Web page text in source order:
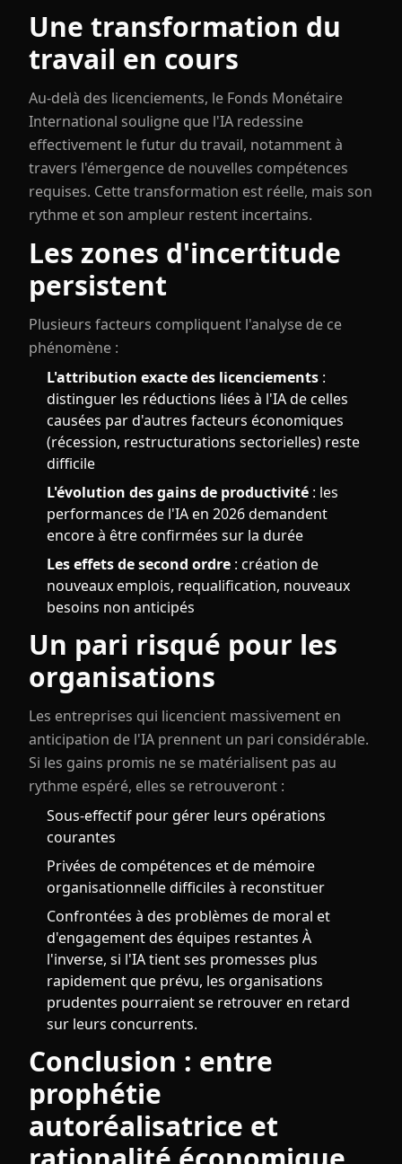
Une transformation du
travail en cours
Au-delà des licenciements, le Fonds Monétaire
International souligne que l'IA redessine
effectivement le futur du travail, notamment à
travers l'émergence de nouvelles compétences
requises. Cette transformation est réelle, mais son
rythme et son ampleur restent incertains.
Les zones d'incertitude
persistent
Plusieurs facteurs compliquent l'analyse de ce
phénomène :
L'attribution exacte des licenciements :
distinguer les réductions liées à l'IA de celles
causées par d'autres facteurs économiques
(récession, restructurations sectorielles) reste
difficile
L'évolution des gains de productivité : les
performances de l'IA en 2026 demandent
encore à être confirmées sur la durée
Les effets de second ordre : création de
nouveaux emplois, requalification, nouveaux
besoins non anticipés
Un pari risqué pour les
organisations
Les entreprises qui licencient massivement en
anticipation de l'IA prennent un pari considérable.
Si les gains promis ne se matérialisent pas au
rythme espéré, elles se retrouveront :
Sous-effectif pour gérer leurs opérations
courantes
Privées de compétences et de mémoire
organisationnelle difficiles à reconstituer
Confrontées à des problèmes de moral et
d'engagement des équipes restantes À
l'inverse, si l'IA tient ses promesses plus
rapidement que prévu, les organisations
prudentes pourraient se retrouver en retard
sur leurs concurrents.
Conclusion : entre
prophétie
autoréalisatrice et